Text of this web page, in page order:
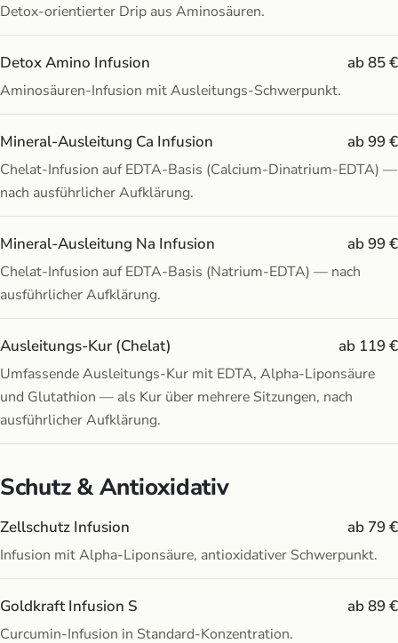
Detox-orientierter Drip aus Aminosäuren.
Detox Amino Infusion ab 85 €
Aminosäuren-Infusion mit Ausleitungs-Schwerpunkt.
Mineral-Ausleitung Ca Infusion ab 99 €
Chelat-Infusion auf EDTA-Basis (Calcium-Dinatrium-EDTA) —
nach ausführlicher Aufklärung.
Mineral-Ausleitung Na Infusion ab 99 €
Chelat-Infusion auf EDTA-Basis (Natrium-EDTA) — nach
ausführlicher Aufklärung.
Ausleitungs-Kur (Chelat) ab 119 €
Umfassende Ausleitungs-Kur mit EDTA, Alpha-Liponsäure
und Glutathion — als Kur über mehrere Sitzungen, nach
ausführlicher Aufklärung.
Schutz & Antioxidativ
Zellschutz Infusion ab 79 €
Infusion mit Alpha-Liponsäure, antioxidativer Schwerpunkt.
Goldkraft Infusion S ab 89 €
Curcumin-Infusion in Standard-Konzentration.